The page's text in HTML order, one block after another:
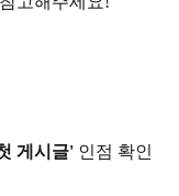
게시글' 인점 확인